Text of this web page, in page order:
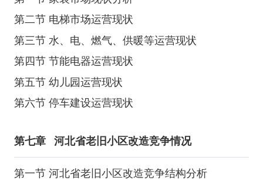
第二节 电梯市场运营现状
第三节 水、电、燃气、供暖等运营现状
第四节 节能电器运营现状
第五节 幼儿园运营现状
第六节 停车建设运营现状
第七章 河北省老旧小区改造竞争情况
第一节 河北省老旧小区改造竞争结构分析